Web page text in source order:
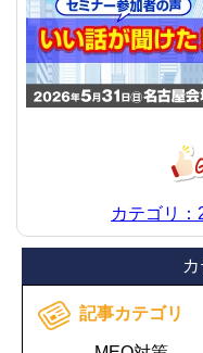
カテゴリ
記事カテゴリ